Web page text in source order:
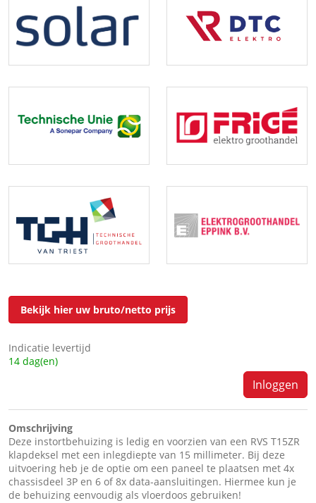
Bekijk hier uw bruto/netto prijs
Indicatie levertijd
14 dag(en)
Inloggen
Omschrijving
Deze instortbehuizing is ledig en voorzien van een RVS T15ZR
klapdeksel met een inlegdiepte van 15 millimeter. Bij deze
uitvoering heb je de optie om een paneel te plaatsen met 4x
chassisdeel 3P en 6 of 8x data-aansluitingen. Hiermee kun je
de behuizing eenvoudig als vloerdoos gebruiken!